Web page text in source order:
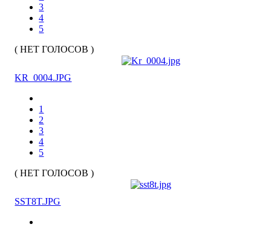
3
4
5
( НЕТ ГОЛОСОВ )
KR_0004.JPG
1
2
3
4
5
( НЕТ ГОЛОСОВ )
SST8T.JPG